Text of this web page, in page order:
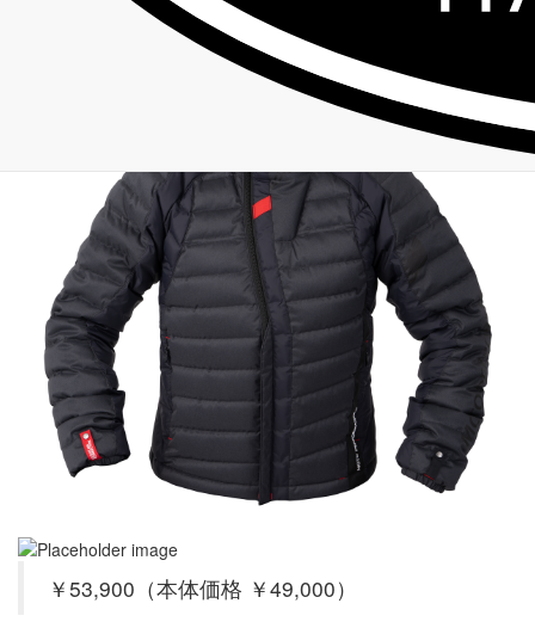
￥53,900（本体価格 ￥49,000）